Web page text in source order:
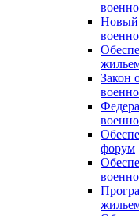
Новый
Закон
форум